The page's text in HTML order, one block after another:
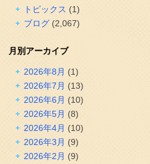
トピックス (1)
ブログ(2,067)
月別アーカイブ
2026年8月 (1)
2026年7月 (13)
2026年6月 (10)
2026年5月 (8)
2026年4月 (10)
2026年3月 (9)
2026年2月 (9)